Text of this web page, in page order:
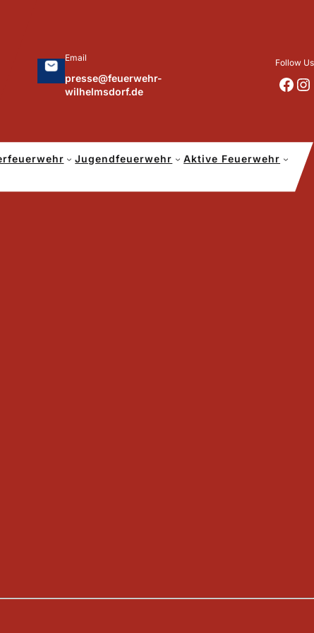
Email
presse@feuerwehr-
wilhelmsdorf.de
Follow Us
https://www.facebook.com/p/Feuerwehr-Wilhelmsdorf-Mfr-100041655560073/?locale=de_DE https://www.instagram.com/feuerwehr_wilhelmsdorf_mfr/
Jugendfeuerwehr
Aktive Feuerwehr